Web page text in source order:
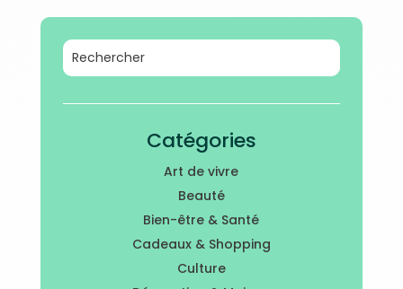
Catégories
Art de vivre
Beauté
Bien-être & Santé
Cadeaux & Shopping
Culture